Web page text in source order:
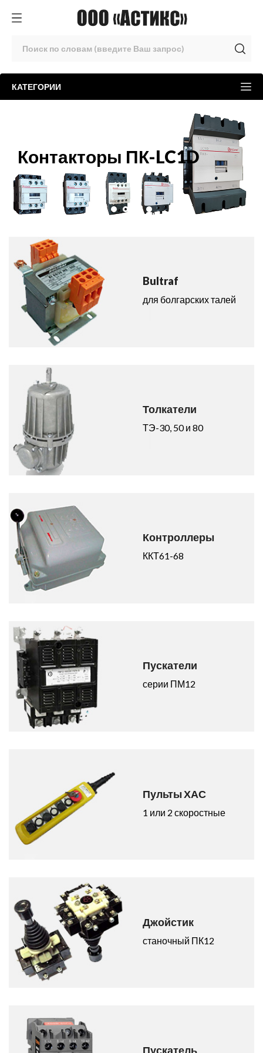
КАТЕГОРИИ
Контакторы ПК-LC1D
Bultraf
для болгарских талей
Толкатели
ТЭ-30, 50 и 80
Контроллеры
ККТ61-68
Пускатели
серии ПМ12
Пульты ХАС
1 или 2 скоростные
Джойстик
станочный ПК12
Пускатель